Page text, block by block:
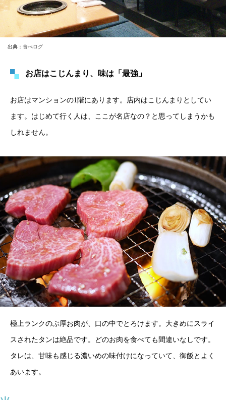
出典： 食べログ
お店はこじんまり、味は「最強」
お店はマンションの1階にあります。店内はこじんまりとしてい
ます。はじめて行く人は、ここが名店なの？と思ってしまうかも
しれません。
極上ランクのぶ厚お肉が、口の中でとろけます。大きめにスライ
スされたタンは絶品です。どのお肉を食べても間違いなしです。
タレは、甘味も感じる濃いめの味付けになっていて、御飯とよく
あいます。